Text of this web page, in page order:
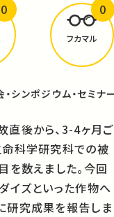
したか？
0
フカマル
0
シンポジウム・セミナ
後から、3-4ヶ月ご
科学研究科での被
を数えました。今回
イズといった作物へ
研究成果を報告しま